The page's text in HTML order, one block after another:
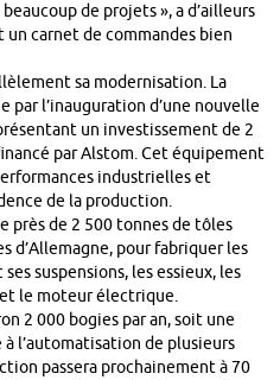
de projets », a d’ailleurs
carnet de commandes bien
sa modernisation. La
l’inauguration d’une nouvelle
un investissement de 2
par Alstom. Cet équipement
industrielles et
de la production.
près de 2 500 tonnes de tôles
d’Allemagne, pour fabriquer les
suspensions, les essieux, les
le moteur électrique.
2 000 bogies par an, soit une
l’automatisation de plusieurs
passera prochainement à 70